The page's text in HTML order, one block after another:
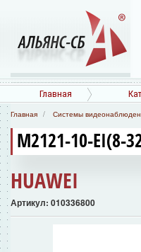
Главная
Главная Системы
M2121-10-EI(8-
HUAWEI
Артикул: 010336800